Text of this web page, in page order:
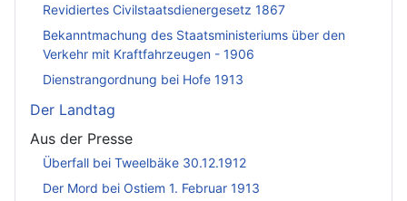
Revidiertes Civilstaatsdienergesetz 1867
Bekanntmachung des Staatsministeriums über den
Verkehr mit Kraftfahrzeugen - 1906
Dienstrangordnung bei Hofe 1913
Der Landtag
Aus der Presse
Überfall bei Tweelbäke 30.12.1912
Der Mord bei Ostiem 1. Februar 1913